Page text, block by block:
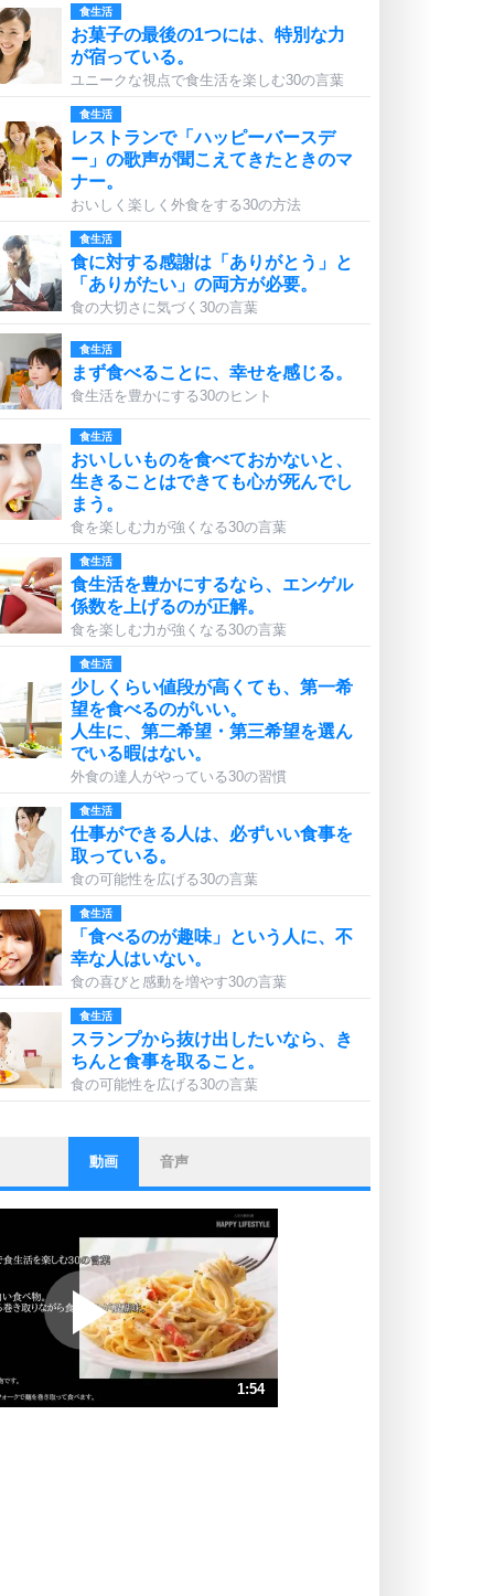
食生活
お菓子の最後の1つには、特別な力
が宿っている。
ユニークな視点で食生活を楽しむ30の言葉
食生活
レストランで「ハッピーバースデ
ー」の歌声が聞こえてきたときのマ
ナー。
おいしく楽しく外食をする30の方法
食生活
食に対する感謝は「ありがとう」と
「ありがたい」の両方が必要。
食の大切さに気づく30の言葉
食生活
まず食べることに、幸せを感じる。
食生活を豊かにする30のヒント
食生活
おいしいものを食べておかないと、
生きることはできても心が死んでし
まう。
食を楽しむ力が強くなる30の言葉
食生活
食生活を豊かにするなら、エンゲル
係数を上げるのが正解。
食を楽しむ力が強くなる30の言葉
食生活
少しくらい値段が高くても、第一希
望を食べるのがいい。
人生に、第二希望・第三希望を選ん
でいる暇はない。
外食の達人がやっている30の習慣
食生活
仕事ができる人は、必ずいい食事を
取っている。
食の可能性を広げる30の言葉
食生活
「食べるのが趣味」という人に、不
幸な人はいない。
食の喜びと感動を増やす30の言葉
食生活
スランプから抜け出したいなら、き
ちんと食事を取ること。
食の可能性を広げる30の言葉
ストレス対策
他人と比べない。
いっそのこと、他人を見ない。
いらいらしない人になる30の方法
プラス思考
ポジティブになれない原因は、行動
しないから。
ポジティブ思考になる30の方法
ストレス対策
人生、なんとかなるもの。
動画 音声
1:54